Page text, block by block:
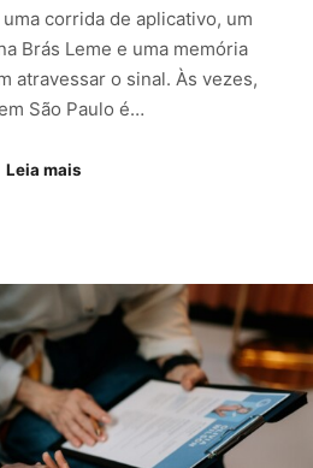
corrida de aplicativo, um
Brás Leme e uma memória
atravessar o sinal. Às vezes,
São Paulo é…
Leia mais